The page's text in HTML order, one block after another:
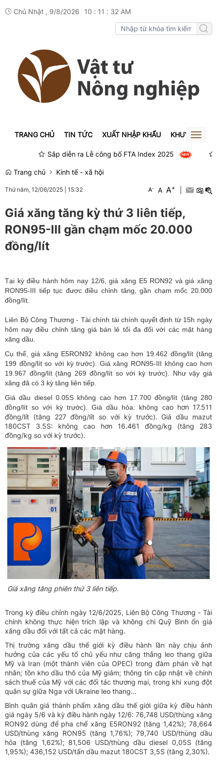
Chủ Nhật , 9/8/2026 10 : 11 : 32 AM
TRANG CHỦ TIN TỨC XUẤT NHẬP KHẨU KHUYẾNToggle
Sắp diễn ra Lễ công bố FTA Index 2025
Trang chủ Kinh tế - xã hội
Thứ năm, 12/06/2025 15:32 A- A A+
Giá xăng tăng kỳ thứ 3 liên tiếp,
RON95-III gần chạm mốc 20.000
đồng/lít
Tại kỳ điều hành hôm nay 12/6, giá xăng E5 RON92 và giá xăng
RON95-III tiếp tục được điều chỉnh tăng, gần chạm mốc 20.000
đồng/lít.
Liên Bộ Công Thương - Tài chính tài chính quyết định từ 15h ngày
hôm nay điều chỉnh tăng giá bán lẻ tối đa đối với các mặt hàng
xăng dầu.
Cụ thể, giá xăng E5RON92 không cao hơn 19.462 đồng/lít (tăng
199 đồng/lít so với kỳ trước). Giá xăng RON95-III không cao hơn
19.967 đồng/lít (tăng 269 đồng/lít so với kỳ trước). Như vậy giá
xăng đã có 3 kỳ tăng liên tiếp.
Giá dầu diesel 0.05S không cao hơn 17.700 đồng/lít (tăng 280
đồng/lít so với kỳ trước). Giá dầu hỏa: không cao hơn 17.511
đồng/lít (tăng 227 đồng/lít so với kỳ trước). Giá dầu mazut
180CST 3.5S: không cao hơn 16.461 đồng/kg (tăng 283
đồng/kg so với kỳ trước).
Giá xăng tăng phiên thứ 3 liên tiếp.
Trong kỳ điều chỉnh ngày 12/6/2025, Liên Bộ Công Thương - Tài
chính không thực hiện trích lập và không chi Quỹ Bình ổn giá
xăng dầu đối với tất cả các mặt hàng.
Thị trường xăng dầu thế giới kỳ điều hành lần này chịu ảnh
hưởng của các yếu tố chủ yếu như căng thẳng leo thang giữa
Mỹ và Iran (một thành viên của OPEC) trong đàm phán về hạt
nhân; tồn kho dầu thô của Mỹ giảm; thông tin cập nhật về chính
sách thuế của Mỹ với các đối tác thương mại, trong khi xung đột
quân sự giữa Nga với Ukraine leo thang...
Bình quân giá thành phẩm xăng dầu thế giới giữa kỳ điều hành
giá ngày 5/6 và kỳ điều hành ngày 12/6: 76,748 USD/thùng xăng
RON92 dùng để pha chế xăng E5RON92 (tăng 1,42%); 78,664
USD/thùng xăng RON95 (tăng 1,76%); 79,740 USD/thùng dầu
hỏa (tăng 1,62%); 81,506 USD/thùng dầu diesel 0,05S (tăng
1,95%); 436,152 USD/tấn dầu mazut 180CST 3,5S (tăng 2,30%).